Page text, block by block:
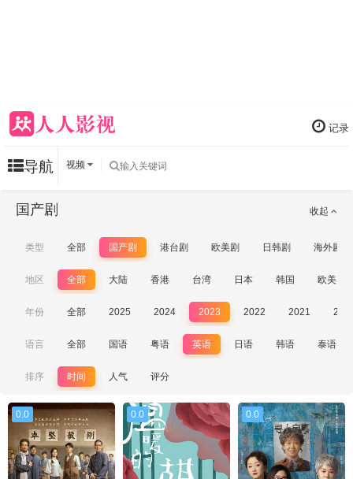
记录
导航 视频
收起
国产剧
类型 全部 国产剧 港台剧 欧美剧 日韩剧 海外剧
地区 全部 大陆 香港 台湾 日本 韩国 欧美
年份 全部 2025 2024 2023 2022 2021
语言 全部 国语 粤语 英语 日语 韩语 泰语
排序 时间 人气 评分
0.0 0.0 0.0